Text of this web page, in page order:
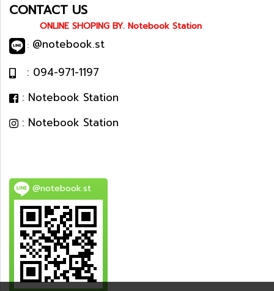
CONTACT US
ONLINE SHOPING BY. Notebook Station
: @notebook.st
: 094-971-1197
: Notebook Station
: Notebook Station
@notebook.st